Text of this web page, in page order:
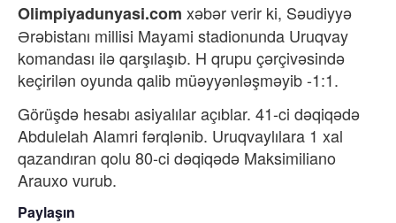
Olimpiyadunyasi.com xəbər verir ki, Səudiyyə
Ərəbistanı millisi Mayami stadionunda Uruqvay
komandası ilə qarşılaşıb. H qrupu çərçivəsində
keçirilən oyunda qalib müəyyənləşməyib -1:1.
Görüşdə hesabı asiyalılar açıblar. 41-ci dəqiqədə
Abdulelah Alamri fərqlənib. Uruqvaylılara 1 xal
qazandıran qolu 80-ci dəqiqədə Maksimiliano
Arauxo vurub.
Paylaşın